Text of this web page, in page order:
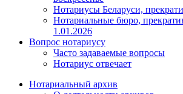
Нотариусы Беларуси,
Нотариальные бюро,
1.01.2026
Вопрос нотариусу
Часто задаваемые вопросы
Нотариус отвечает
Нотариальный архив